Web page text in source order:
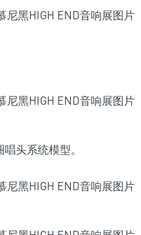
头系统模型。